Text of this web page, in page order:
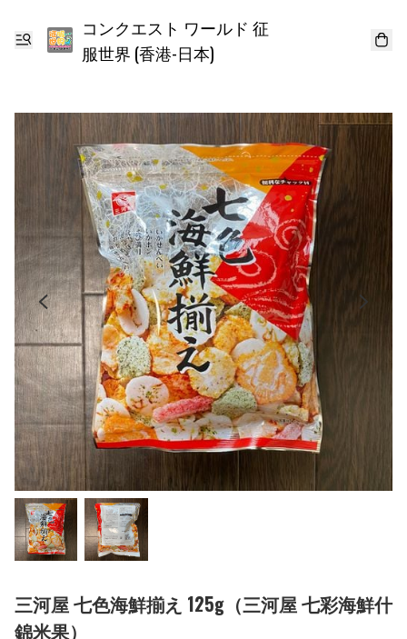
コンクエスト ワールド 征
服世界 (香港-日本)
三河屋 七色海鮮揃え 125g（三河屋 七彩海鮮什
錦米果）